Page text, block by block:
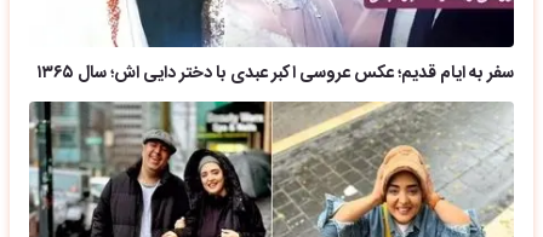
سفر به ایام قدیم؛ عکس عروسی اکبر عبدی با دختر دایی اش؛ سال ۱۳۶۵